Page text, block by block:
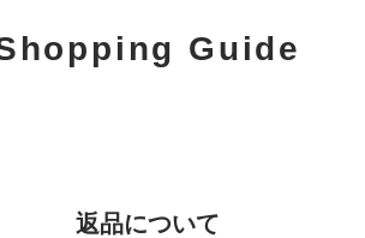
Guide
返品について